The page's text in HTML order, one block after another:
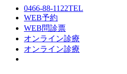
0466-88-1122TEL
WEB予約
WEB問診票
オンライン診療
オンライン診療